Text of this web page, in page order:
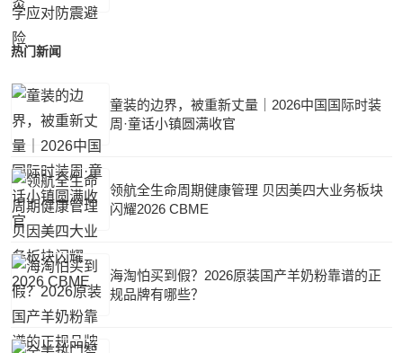
热门新闻
童装的边界，被重新丈量｜2026中国国际时装
周·童话小镇圆满收官
领航全生命周期健康管理 贝因美四大业务板块
闪耀2026 CBME
海淘怕买到假？2026原装国产羊奶粉靠谱的正
规品牌有哪些？